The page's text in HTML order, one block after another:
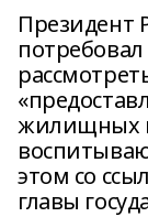
Президент
жилищных
этом со
главы